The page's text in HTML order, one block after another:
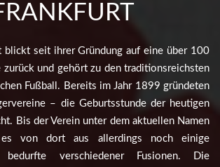
blickt seit ihrer Gründung auf eine über 100
zurück und gehört zu den traditionsreichsten
Fußball. Bereits im Jahr 1899 gründeten
– die Geburtsstunde der heutigen
Bis der Verein unter dem aktuellen Namen
es von dort aus allerdings noch einige
bedurfte verschiedener Fusionen. Die